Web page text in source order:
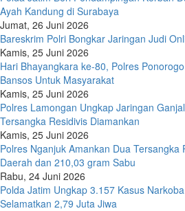
Ayah Kandung di Surabaya
Jumat, 26 Juni 2026
Bareskrim Polri Bongkar Jaringan Judi
Kamis, 25 Juni 2026
Hari Bhayangkara ke-80, Polres
Bansos Untuk Masyarakat
Kamis, 25 Juni 2026
Polres Lamongan Ungkap Jaringan
Tersangka Residivis Diamankan
Kamis, 25 Juni 2026
Polres Nganjuk Amankan Dua
Daerah dan 210,03 gram Sabu
Rabu, 24 Juni 2026
Polda Jatim Ungkap 3.157 Kasus
Selamatkan 2,79 Juta Jiwa